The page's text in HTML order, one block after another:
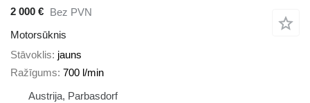
2 000 € Bez PVN
Motorsūknis
Stāvoklis jauns
Ražīgums 700 l/min
Austrija, Parbasdorf